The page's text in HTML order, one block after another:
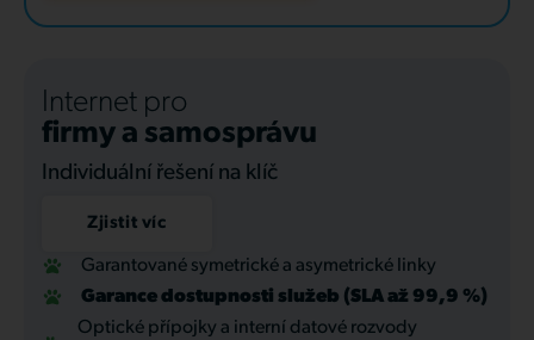
Internet pro
firmy a samosprávu
Individuální řešení na klíč
Zjistit víc
Garantované symetrické a asymetrické linky
Garance dostupnosti služeb (SLA až 99,9 %)
Optické přípojky a interní datové rozvody